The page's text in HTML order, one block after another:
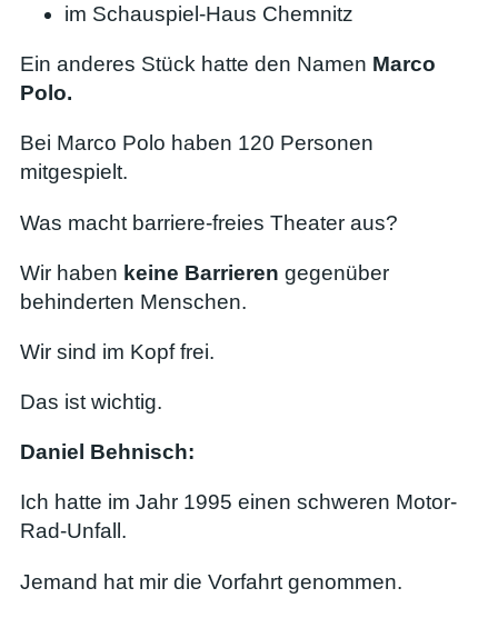
im Schauspiel-Haus Chemnitz
Ein anderes Stück hatte den Namen Marco
Polo.
Bei Marco Polo haben 120 Personen
mitgespielt.
Was macht barriere-freies Theater aus?
Wir haben keine Barrieren gegenüber
behinderten Menschen.
Wir sind im Kopf frei.
Das ist wichtig.
Daniel Behnisch:
Ich hatte im Jahr 1995 einen schweren Motor-
Rad-Unfall.
Jemand hat mir die Vorfahrt genommen.